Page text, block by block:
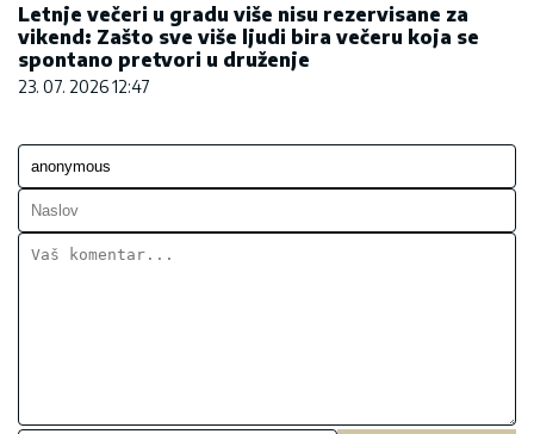
Letnje večeri u gradu više nisu rezervisane za
vikend: Zašto sve više ljudi bira večeru koja se
spontano pretvori u druženje
23. 07. 2026 12:47